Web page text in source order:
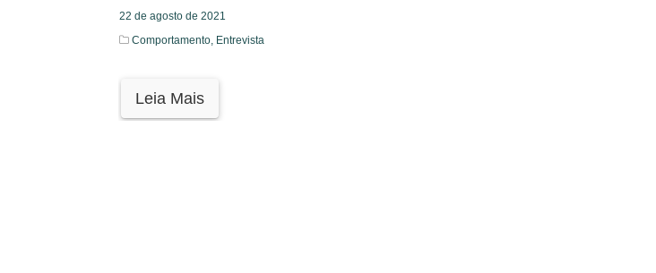
22 de agosto de 2021
Comportamento, Entrevista
Leia Mais